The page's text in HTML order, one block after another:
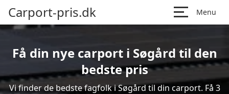
Carport-pris.dk Menu
Få din nye carport i Søgård til den
bedste pris
Vi finder de bedste fagfolk i Søgård til din carport. Få 3